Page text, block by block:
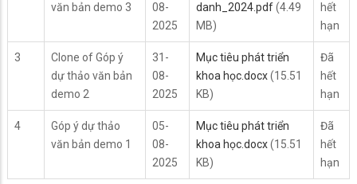
văn bản demo 3
08-
2025
danh_2024.pdf(4.49
MB)
hết
hạn
3
Clone of Góp ý
dự thảo văn bản
demo 2
31-
08-
2025
Mục tiêu phát triển
khoa học.docx(15.51
KB)
Đã
hết
hạn
4
Góp ý dự thảo
văn bản demo 1
05-
08-
2025
Mục tiêu phát triển
khoa học.docx(15.51
KB)
Đã
hết
hạn